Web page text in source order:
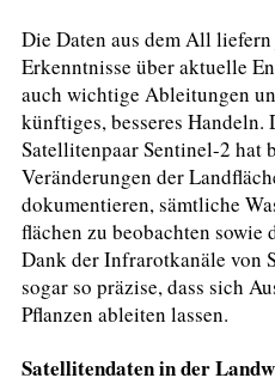
Die Daten aus dem All
Erkenntnisse über aktuelle
auch wichtige Ableitungen
künftiges, besseres Handeln.
Satellitenpaar Sentinel-2 hat
Veränderungen der
dokumentieren, sämtliche
flächen zu beobachten sowie
Dank der Infrarotkanäle von
sogar so präzise, dass sich
Pflanzen ableiten lassen.
Satellitendaten in der